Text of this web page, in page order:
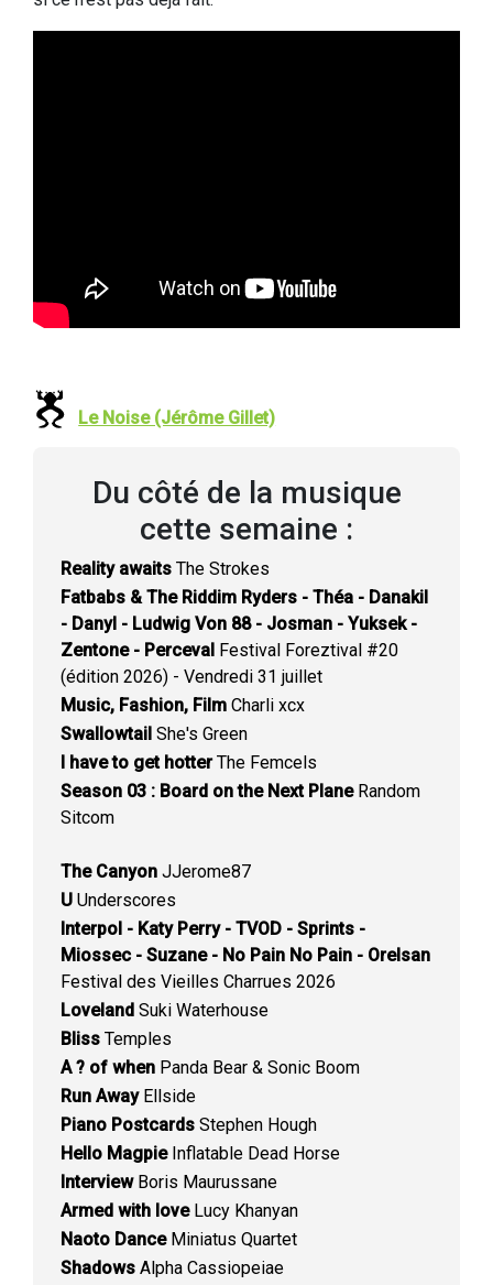
Le Noise (Jérôme Gillet)
Du côté de la musique
cette semaine :
Reality awaits The Strokes
Fatbabs & The Riddim Ryders - Théa - Danakil
- Danyl - Ludwig Von 88 - Josman - Yuksek -
Zentone - Perceval Festival Foreztival #20
(édition 2026) - Vendredi 31 juillet
Music, Fashion, Film Charli xcx
Swallowtail She's Green
I have to get hotterThe Femcels
Season 03 : Board on the Next PlaneRandom
Sitcom
The Canyon JJerome87
U Underscores
Interpol - Katy Perry - TVOD - Sprints -
Miossec - Suzane - No Pain No Pain - Orelsan
Festival des Vieilles Charrues 2026
Loveland Suki Waterhouse
Bliss Temples
A ? of when Panda Bear & Sonic Boom
Run AwayEllside
Piano Postcards Stephen Hough
Hello MagpieInflatable Dead Horse
InterviewBoris Maurussane
Armed with loveLucy Khanyan
Naoto DanceMiniatus Quartet
Shadows Alpha Cassiopeiae